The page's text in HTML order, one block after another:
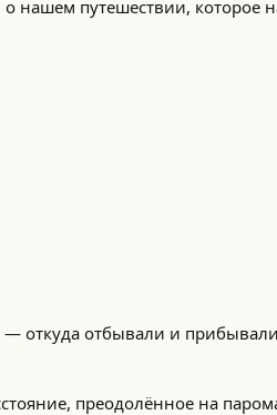
нашем путешествии, которое
— откуда отбывали и
преодолённое на